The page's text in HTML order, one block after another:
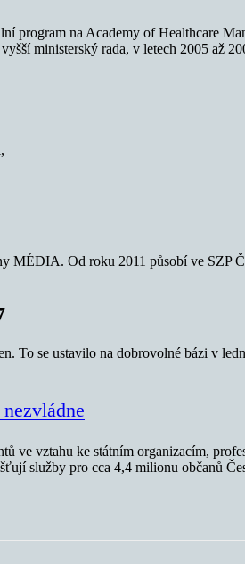
program na Academy of Healthcare
ministerský rada, v letech 2005 až
Od roku 2011 působí ve SZP
se ustavilo na dobrovolné bázi v
vztahu ke státním organizacím,
služby pro cca 4,4 milionu občanů